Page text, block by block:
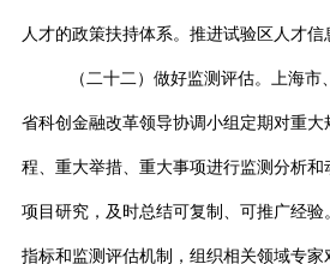
人才的政策扶持体系。推进试验区人才信
（二十二）做好监测评估。上海
省科创金融改革领导协调小组定期对重大
程、重大举措、重大事项进行监测分析
项目研究，及时总结可复制、可推广经验
指标和监测评估机制，组织相关领域专